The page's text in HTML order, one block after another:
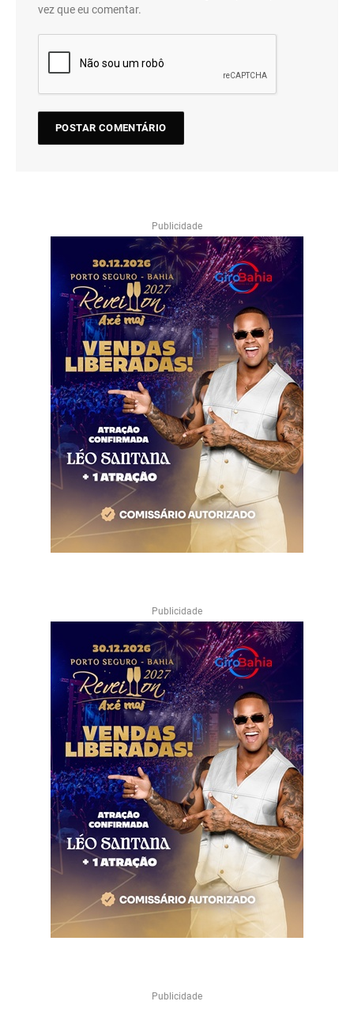
vez que eu comentar.
Publicidade
Publicidade
Publicidade